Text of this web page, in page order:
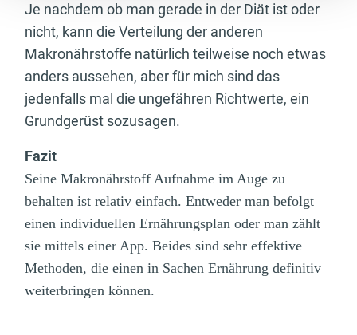
Je nachdem ob man gerade in der Diät ist oder
nicht, kann die Verteilung der anderen
Makronährstoffe natürlich teilweise noch etwas
anders aussehen, aber für mich sind das
jedenfalls mal die ungefähren Richtwerte, ein
Grundgerüst sozusagen.
Fazit
Seine Makronährstoff Aufnahme im Auge zu
behalten ist relativ einfach. Entweder man befolgt
einen individuellen Ernährungsplan oder man zählt
sie mittels einer App. Beides sind sehr effektive
Methoden, die einen in Sachen Ernährung definitiv
weiterbringen können.